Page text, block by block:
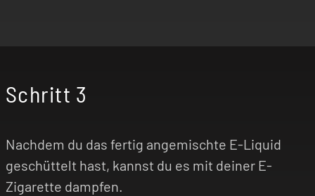
Schritt 3
Nachdem du das fertig angemischte E-Liquid
geschüttelt hast, kannst du es mit deiner E-
Zigarette dampfen.